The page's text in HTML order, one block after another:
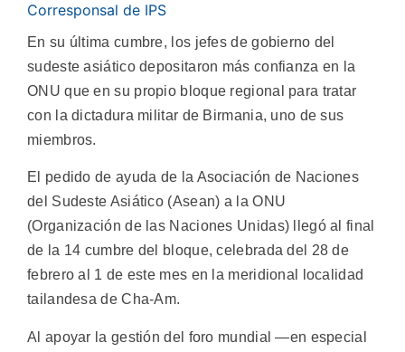
Corresponsal de IPS
En su última cumbre, los jefes de gobierno del
sudeste asiático depositaron más confianza en la
ONU que en su propio bloque regional para tratar
con la dictadura militar de Birmania, uno de sus
miembros.
El pedido de ayuda de la Asociación de Naciones
del Sudeste Asiático (Asean) a la ONU
(Organización de las Naciones Unidas) llegó al final
de la 14 cumbre del bloque, celebrada del 28 de
febrero al 1 de este mes en la meridional localidad
tailandesa de Cha-Am.
Al apoyar la gestión del foro mundial —en especial